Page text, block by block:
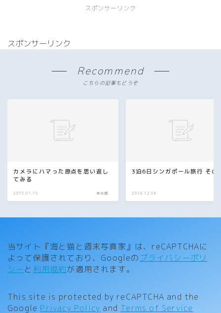
スポンサーリンク
スポンサーリンク
Recommend
こちらの記事もどうぞ
カメラにハマった原点を思い返し
てみる
2015.01.19 未分類
3泊6日シンガポール旅行 その
2014.12.04
当サイト『海と猫と週末写真家』は、reCAPTCHAに
よって保護されており、Googleの プライバシーポリ
シーと 利用規約が適用されます。
This site is protected by reCAPTCHA and the
Google Privacy Policy and Terms of Service